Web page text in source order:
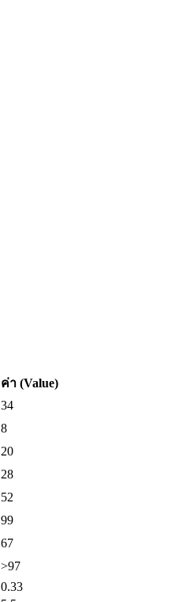
ค่า (Value)
34
8
20
28
52
99
67
>97
0.33